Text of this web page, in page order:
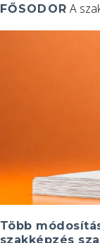
FŐSODOR A
Több
szakképzés